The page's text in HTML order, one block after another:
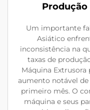
Produção
Um importante
Asiático
inconsistência na
taxas de
Máquina
aumento notável
primeiro mês. O
máquina e seus